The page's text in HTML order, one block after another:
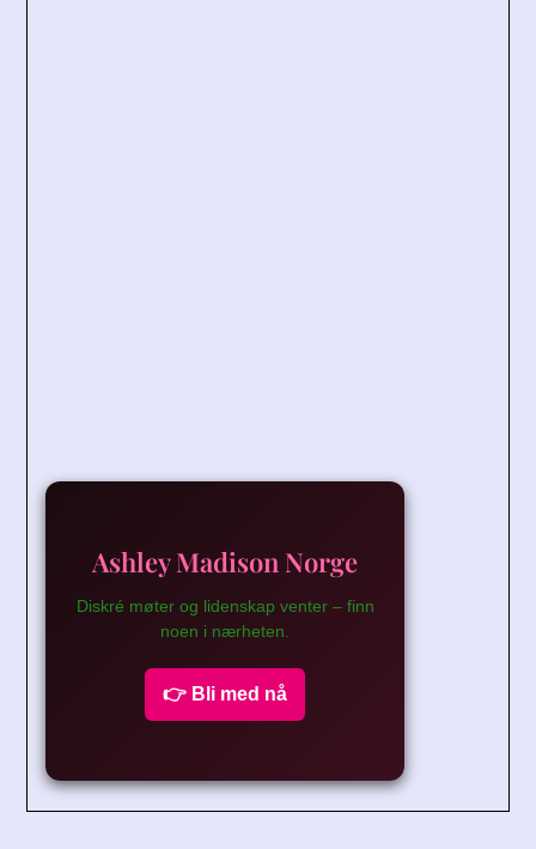
Ashley Madison Norge
Diskré møter og lidenskap venter – finn
noen i nærheten.
👉 Bli med nå